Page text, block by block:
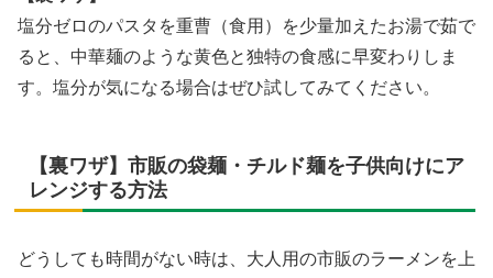
塩分ゼロのパスタを重曹（食用）を少量加えたお湯で茹で
ると、中華麺のような黄色と独特の食感に早変わりしま
す。塩分が気になる場合はぜひ試してみてください。
【裏ワザ】市販の袋麺・チルド麺を子供向けにア
レンジする方法
どうしても時間がない時は、大人用の市販のラーメンを上